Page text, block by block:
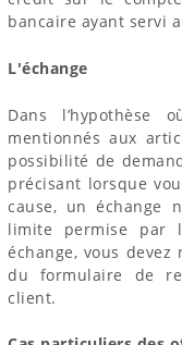
bancaire ayant servi
L'échange
Dans l’hypothèse
mentionnés aux
possibilité de
précisant lorsque
cause, un échange
limite permise par
échange, vous
du formulaire de
client.